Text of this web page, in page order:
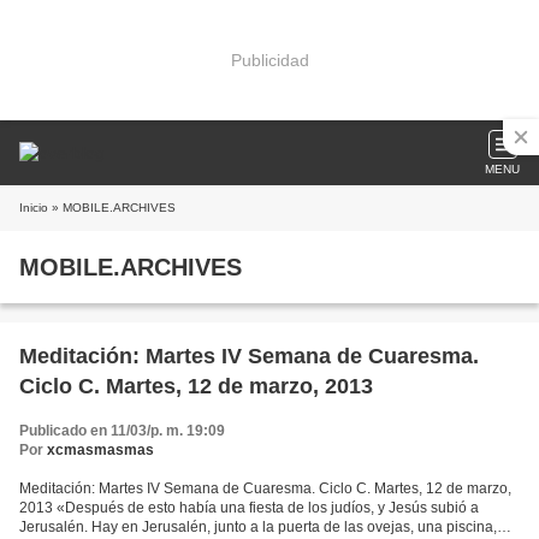
Publicidad
MENU
Inicio » MOBILE.ARCHIVES
MOBILE.ARCHIVES
Meditación: Martes IV Semana de Cuaresma.
Ciclo C. Martes, 12 de marzo, 2013
Publicado en 11/03/p. m. 19:09
Por xcmasmasmas
Meditación: Martes IV Semana de Cuaresma. Ciclo C. Martes, 12 de marzo,
2013 «Después de esto había una fiesta de los judíos, y Jesús subió a
Jerusalén. Hay en Jerusalén, junto a la puerta de las ovejas, una piscina,